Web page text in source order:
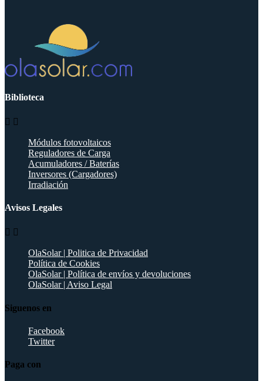
Biblioteca
 
Módulos fotovoltaicos
Reguladores de Carga
Acumuladores / Baterías
Inversores (Cargadores)
Irradiación
Avisos Legales
 
OlaSolar | Politica de Privacidad
Política de Cookies
OlaSolar | Política de envíos y devoluciones
OlaSolar | Aviso Legal
Siguenos en
Facebook
Twitter
Paga con